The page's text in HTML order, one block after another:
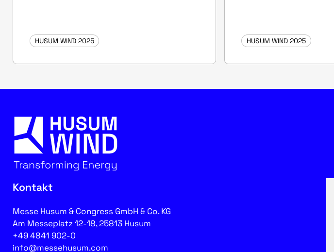
HUSUM WIND 2025 HUSUM WIND 2025
Kontakt
Messe Husum & Congress GmbH & Co. KG
Am Messeplatz 12-18, 25813 Husum
+49 4841 902-0
info@messehusum.com